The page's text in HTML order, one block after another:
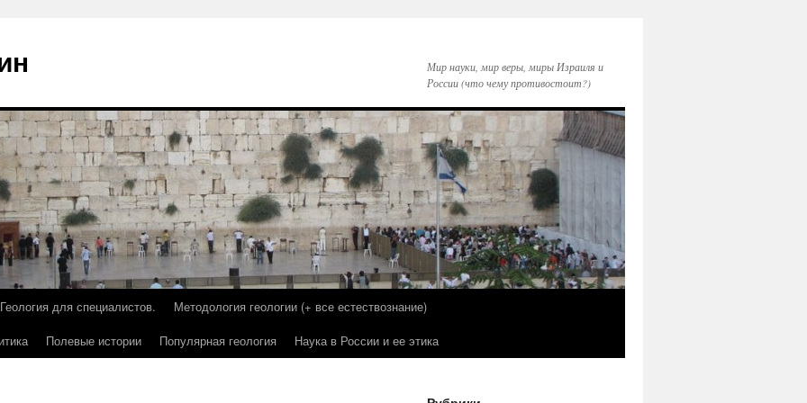
Мир науки, мир веры, миры Израиля и
России (что чему противостоит?)
Геология для специалистов.
Методология геологии (+ все естествознание)
Полевые истории Популярная геология Наука в России и ее этика